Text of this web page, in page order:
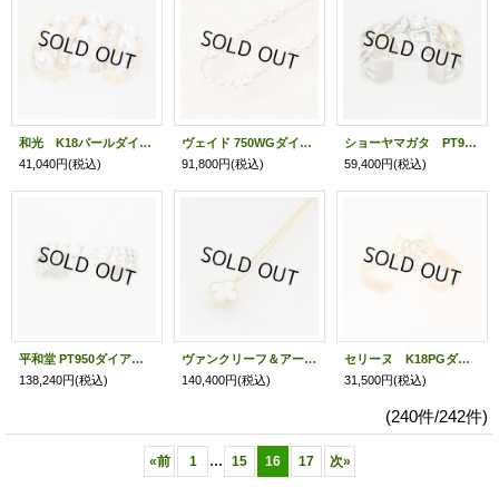
和光 K18パールダイアイリリング 0.46 7.90g
41,040円(税込)
ヴェイド 750WGダイアイリネックレス 0.81 7.70g
91,800円(税込)
ショーヤマガタ PT900/K18 ダイアイリリング 0.37 6.20g
59,400円(税込)
平和堂 PT950ダイアイリリング 1.01 8.40g
138,240円(税込)
ヴァンクリーフ＆アーペル 750YGペンダントネックレス ミニアルハンブラ 2.90g
140,400円(税込)
セリーヌ K18PGダイアイリリング 4.10g
31,500円(税込)
(240件/242件)
«前 1 ... 15 16 17 次»